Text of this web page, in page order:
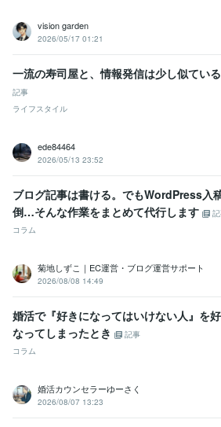
vision garden
2026/05/17 01:21
一流の寿司屋と、情報発信は少し似てい
記事
ライフスタイル
ede84464
2026/05/13 23:52
ブログ記事は書ける。でもWordPress入
倒…そんな作業をまとめて代行します
コラム
菊地しずこ｜EC運営・ブログ運営サポート
2026/08/08 14:49
婚活で『好きになってはいけない人』を
なってしまったとき
記事
コラム
婚活カウンセラーゆーさく
2026/08/07 13:23